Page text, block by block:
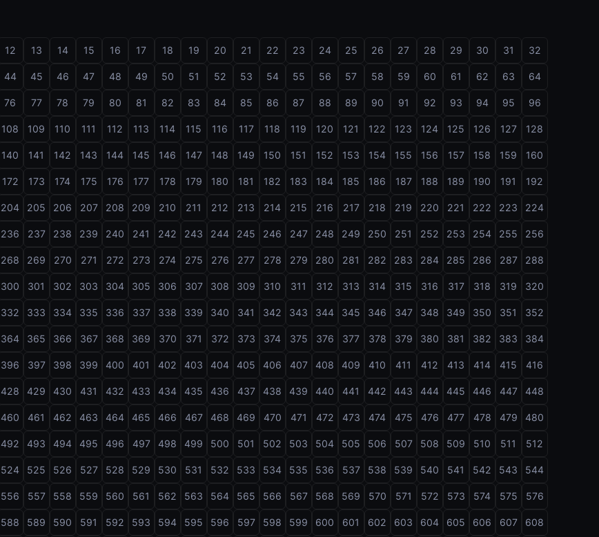
12 13 14 15 16 17 18 19 20 21 22 23 24 25 26 27 28 29 30 31 32
44 45 46 47 48 49 50 51 52 53 54 55 56 57 58 59 60 61 62 63 64
76 77 78 79 80 81 82 83 84 85 86 87 88 89 90 91 92 93 94 95 96
108 109 110 111 112 113 114 115 116 117 118 119 120 121 122 123 124 125 126 127 128
140 141 142 143 144 145 146 147 148 149 150 151 152 153 154 155 156 157 158 159 160
172 173 174 175 176 177 178 179 180 181 182 183 184 185 186 187 188 189 190 191 192
204 205 206 207 208 209 210 211 212 213 214 215 216 217 218 219 220 221 222 223 224
236 237 238 239 240 241 242 243 244 245 246 247 248 249 250 251 252 253 254 255 256
268 269 270 271 272 273 274 275 276 277 278 279 280 281 282 283 284 285 286 287 288
300 301 302 303 304 305 306 307 308 309 310 311 312 313 314 315 316 317 318 319 320
332 333 334 335 336 337 338 339 340 341 342 343 344 345 346 347 348 349 350 351 352
364 365 366 367 368 369 370 371 372 373 374 375 376 377 378 379 380 381 382 383 384
396 397 398 399 400 401 402 403 404 405 406 407 408 409 410 411 412 413 414 415 416
428 429 430 431 432 433 434 435 436 437 438 439 440 441 442 443 444 445 446 447 448
460 461 462 463 464 465 466 467 468 469 470 471 472 473 474 475 476 477 478 479 480
492 493 494 495 496 497 498 499 500 501 502 503 504 505 506 507 508 509 510 511 512
524 525 526 527 528 529 530 531 532 533 534 535 536 537 538 539 540 541 542 543 544
556 557 558 559 560 561 562 563 564 565 566 567 568 569 570 571 572 573 574 575 576
588 589 590 591 592 593 594 595 596 597 598 599 600 601 602 603 604 605 606 607 608